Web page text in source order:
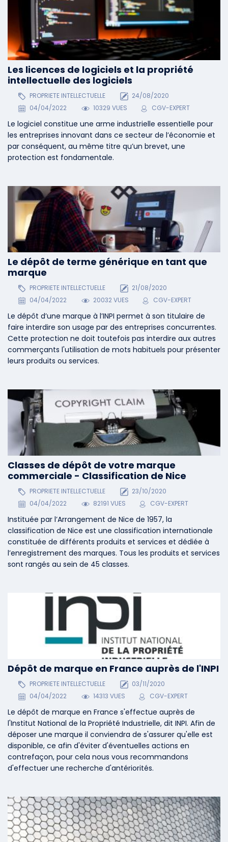
Dépôt de marque en France auprès de l'INPI
PROPRIETE INTELLECTUELLE
03/11/2020
04/04/2022
14313 VUES CGV-EXPERT
Le dépôt de marque en France s'effectue auprès de
l'Institut National de la Propriété Industrielle, dit INPI. Afin de
déposer une marque il conviendra de s'assurer qu'elle est
disponible, ce afin d'éviter d'éventuelles actions en
contrefaçon, pour cela nous vous recommandons
d'effectuer une recherche d'antériorités.
Classes de dépôt de votre marque
commerciale - Classification de Nice
PROPRIETE INTELLECTUELLE
23/10/2020
04/04/2022
82191 VUES CGV-EXPERT
Instituée par l’Arrangement de Nice de 1957, la
classification de Nice est une classification internationale
constituée de différents produits et services et dédiée à
l’enregistrement des marques. Tous les produits et services
sont rangés au sein de 45 classes.
Le dépôt de terme générique en tant que
marque
PROPRIETE INTELLECTUELLE
21/08/2020
04/04/2022
20032 VUES CGV-EXPERT
Le dépôt d’une marque à l’INPI permet à son titulaire de
faire interdire son usage par des entreprises concurrentes.
Cette protection ne doit toutefois pas interdire aux autres
commerçants l'utilisation de mots habituels pour présenter
leurs produits ou services.
Les licences de logiciels et la propriété
intellectuelle des logiciels
PROPRIETE INTELLECTUELLE
24/08/2020
04/04/2022
10329 VUES CGV-EXPERT
Le logiciel constitue une arme industrielle essentielle pour
les entreprises innovant dans ce secteur de l’économie et
par conséquent, au même titre qu’un brevet, une
protection est fondamentale.